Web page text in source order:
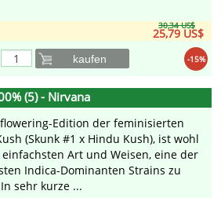
30,34 US$
25,79 US$
-15%
kaufen
(5) - Nirvana
Edition der feminisierten
(Skunk #1 x Hindu Kush), ist wohl
Art und Weisen, eine der
Indica-Dominanten Strains zu
sehr kurze ...